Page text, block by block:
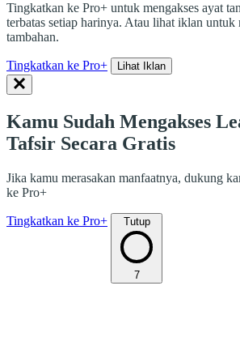
Tingkatkan ke Pro+ untuk mengakses ayat
terbatas setiap harinya. Atau lihat iklan untuk
tambahan.
Tingkatkan ke Pro+ Lihat Iklan
Kamu Sudah Mengakses
Tafsir Secara Gratis
Jika kamu merasakan manfaatnya, dukung
ke Pro+
Tingkatkan ke Pro+ Tutup
7